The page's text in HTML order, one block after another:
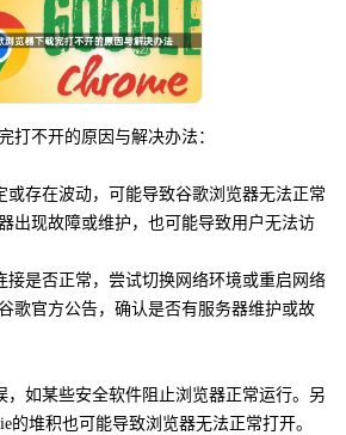
打不开的原因与解决办法：
或存在波动，可能导致谷歌浏览器无法正常
出现故障或维护，也可能导致用户无法访
接是否正常，尝试切换网络环境或重启网络
歌官方公告，确认是否有服务器维护或故
，如某些安全软件阻止浏览器正常运行。另
的堆积也可能导致浏览器无法正常打开。